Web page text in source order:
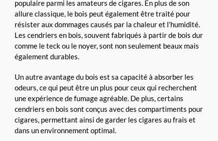
populaire parmi les amateurs de cigares. En plus de son
allure classique, le bois peut également être traité pour
résister aux dommages causés par la chaleur et l’humidité.
Les cendriers en bois, souvent fabriqués à partir de bois dur
comme le teck ou le noyer, sont non seulement beaux mais
également durables.
Un autre avantage du bois est sa capacité à absorber les
odeurs, ce qui peut être un plus pour ceux qui recherchent
une expérience de fumage agréable. De plus, certains
cendriers en bois sont conçus avec des compartiments pour
cigares, permettant ainsi de garder les cigares au frais et
dans un environnement optimal.